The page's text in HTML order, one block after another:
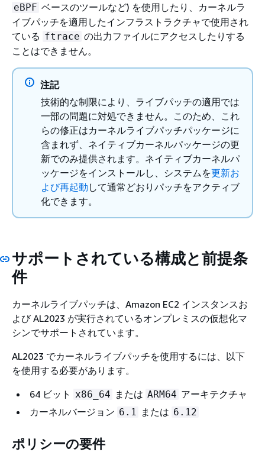
eBPF ベースのツールなど) を使用したり、カーネルラ
イブパッチを適用したインフラストラクチャで使用され
ている ftrace の出力ファイルにアクセスしたりする
ことはできません。
注記
技術的な制限により、ライブパッチの適用では
一部の問題に対処できません。このため、これ
らの修正はカーネルライブパッチパッケージに
含まれず、ネイティブカーネルパッケージの更
新でのみ提供されます。ネイティブカーネルパ
ッケージをインストールし、システムを更新お
よび再起動 して通常どおりパッチをアクティブ
化できます。
サポートされている構成と前提条
件
カーネルライブパッチは、Amazon EC2 インスタンスお
よび AL2023 が実行されているオンプレミスの仮想化マ
シンでサポートされています。
AL2023 でカーネルライブパッチを使用するには、以下
を使用する必要があります。
64 ビット x86_64 または ARM64 アーキテクチャ
カーネルバージョン 6.1 または 6.12
ポリシーの要件